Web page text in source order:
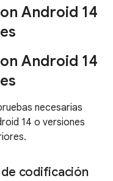
Android 14
Android 14
necesarias
14 o versiones
de codificación